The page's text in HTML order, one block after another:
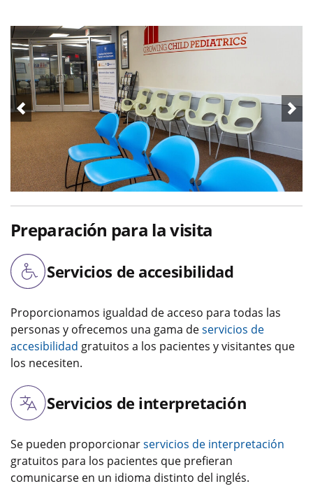
Preparación para la visita
Servicios de accesibilidad
Proporcionamos igualdad de acceso para todas las
personas y ofrecemos una gama deservicios de
accesibilidad gratuitos a los pacientes y visitantes que
los necesiten.
Servicios de interpretación
Se pueden proporcionarservicios de interpretación
gratuitos para los pacientes que prefieran
comunicarse en un idioma distinto del inglés.